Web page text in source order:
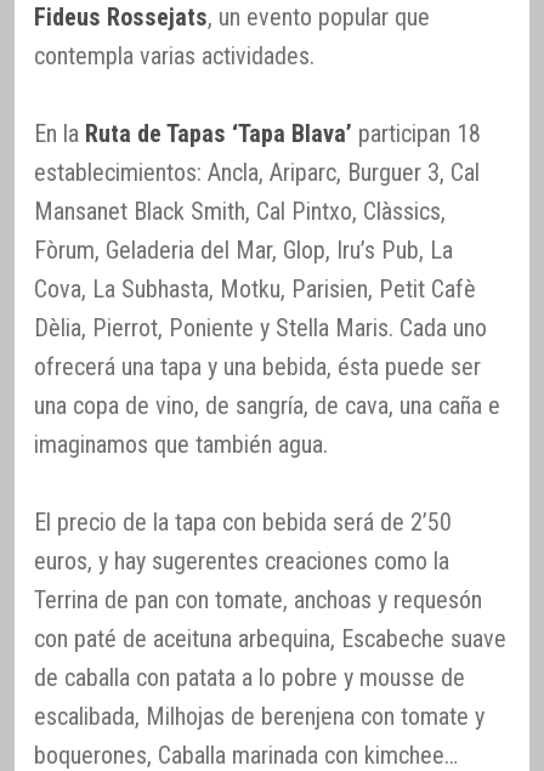
Fideus Rossejats, un evento popular que
contempla varias actividades.
En la Ruta de Tapas ‘Tapa Blava’ participan 18
establecimientos: Ancla, Ariparc, Burguer 3, Cal
Mansanet Black Smith, Cal Pintxo, Clàssics,
Fòrum, Geladeria del Mar, Glop, Iru’s Pub, La
Cova, La Subhasta, Motku, Parisien, Petit Cafè
Dèlia, Pierrot, Poniente y Stella Maris. Cada uno
ofrecerá una tapa y una bebida, ésta puede ser
una copa de vino, de sangría, de cava, una caña e
imaginamos que también agua.
El precio de la tapa con bebida será de 2’50
euros, y hay sugerentes creaciones como la
Terrina de pan con tomate, anchoas y requesón
con paté de aceituna arbequina, Escabeche suave
de caballa con patata a lo pobre y mousse de
escalibada, Milhojas de berenjena con tomate y
boquerones, Caballa marinada con kimchee…